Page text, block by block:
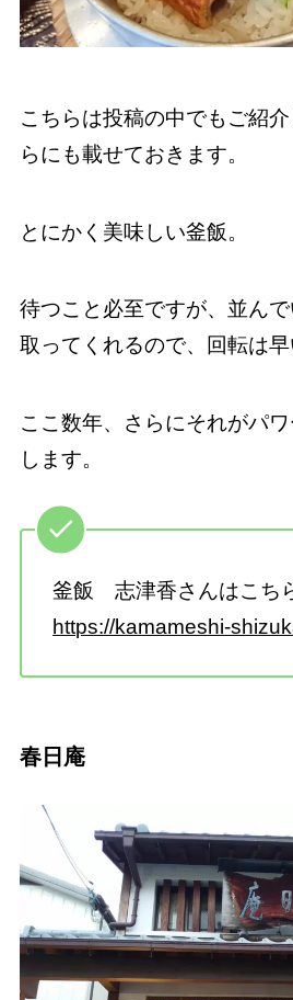
こちらは投稿の中でもご紹
らにも載せておきます。
とにかく美味しい釜飯。
待つこと必至ですが、並ん
取ってくれるので、回転は早
ここ数年、さらにそれがパ
します。
釜飯 志津香さんはこち
https://kamameshi-
春日庵